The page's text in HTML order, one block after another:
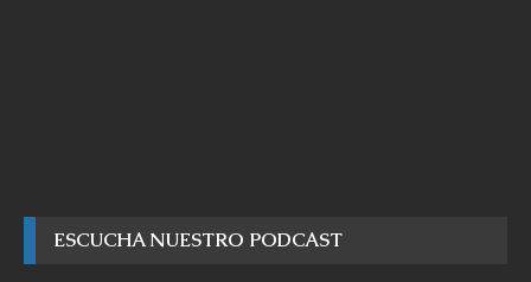
ESCUCHA NUESTRO PODCAST